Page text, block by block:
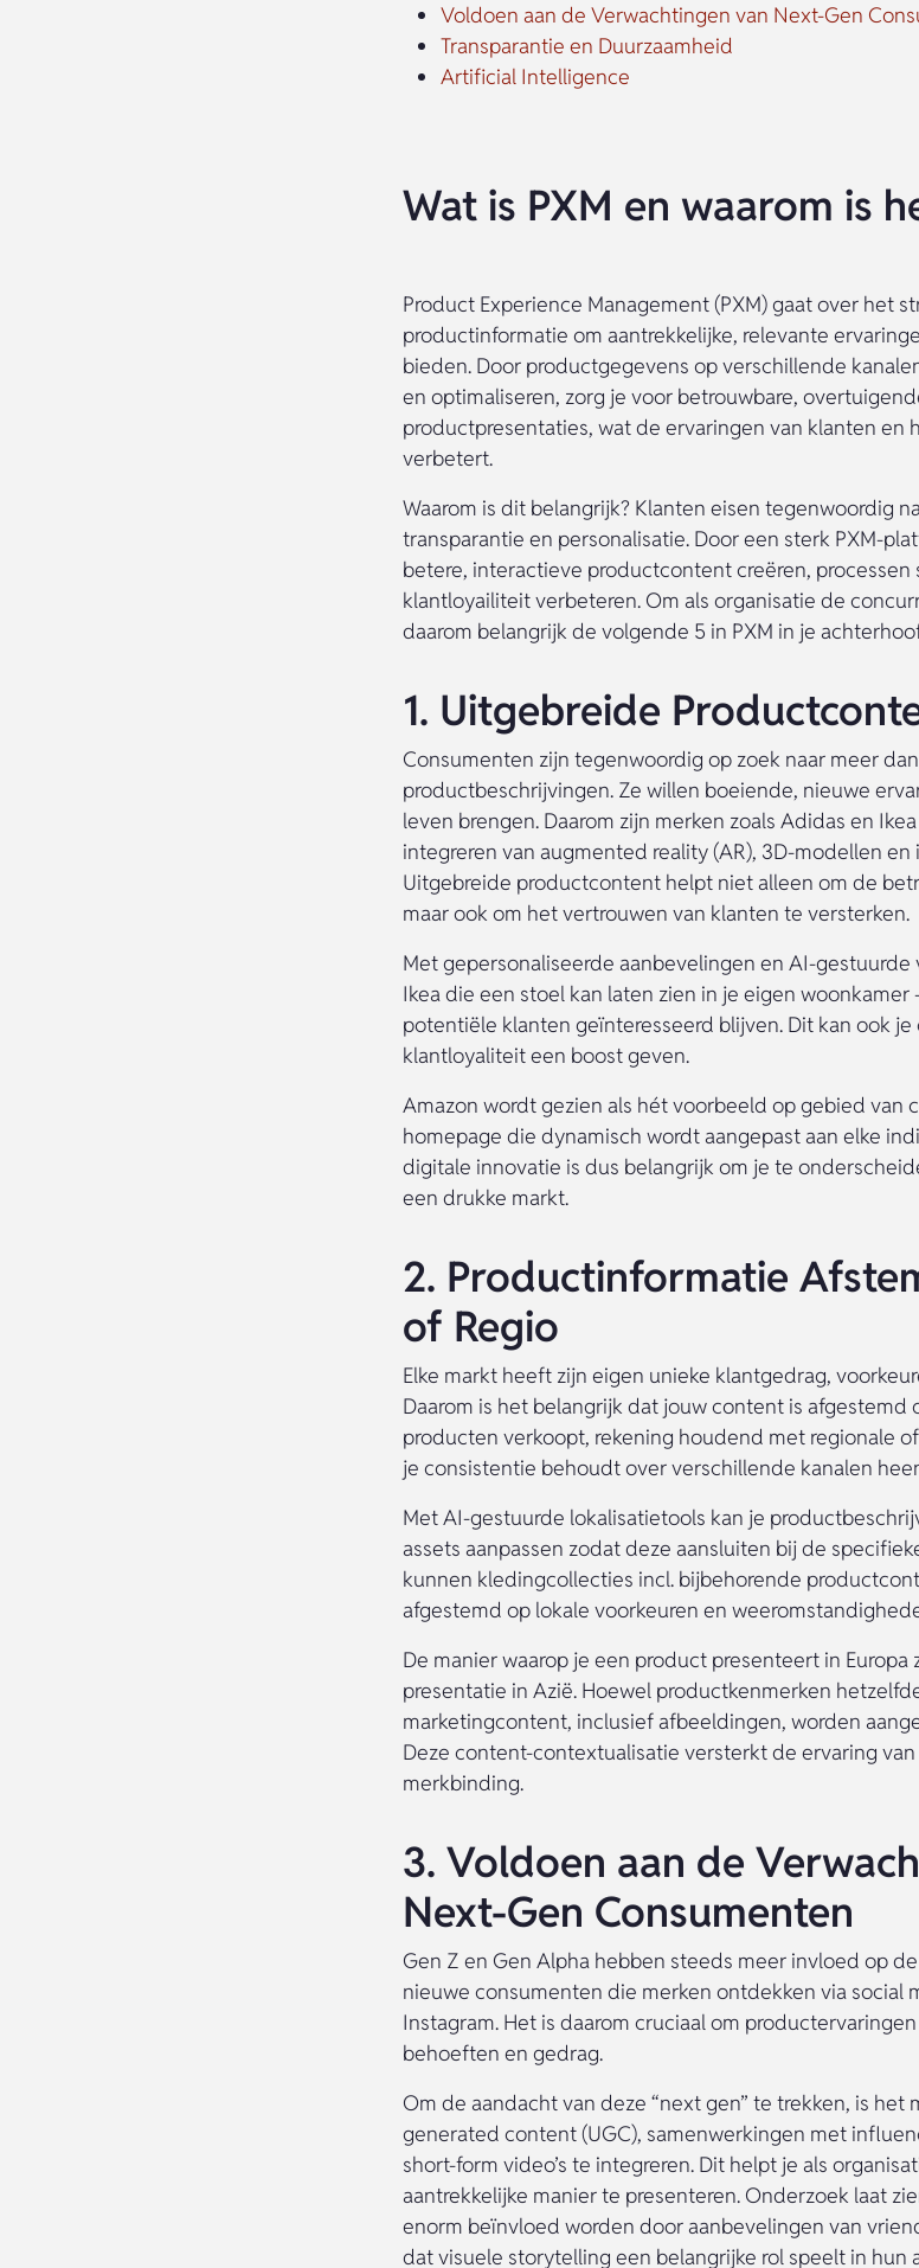
Voldoen aan de Verwachtingen van Next-Gen
Transparantie en Duurzaamheid
Artificial Intelligence
Wat is PXM en waarom is
Product Experience Management (PXM) gaat over het
productinformatie om aantrekkelijke, relevante
bieden. Door productgegevens op verschillende
en optimaliseren, zorg je voor betrouwbare,
productpresentaties, wat de ervaringen van klanten en
verbetert.
Waarom is dit belangrijk? Klanten eisen tegenwoordig
transparantie en personalisatie. Door een sterk PXM-
betere, interactieve productcontent creëren, processen
klantloyailiteit verbeteren. Om als organisatie de
daarom belangrijk de volgende 5 in PXM in je
1. Uitgebreide
Consumenten zijn tegenwoordig op zoek naar meer
productbeschrijvingen. Ze willen boeiende, nieuwe
leven brengen. Daarom zijn merken zoals Adidas en
integreren van augmented reality (AR), 3D-modellen
Uitgebreide productcontent helpt niet alleen om de
maar ook om het vertrouwen van klanten te versterken.
Met gepersonaliseerde aanbevelingen en AI-
Ikea die een stoel kan laten zien in je eigen
potentiële klanten geïnteresseerd blijven. Dit kan ook
klantloyaliteit een boost geven.
Amazon wordt gezien als hét voorbeeld op gebied van
homepage die dynamisch wordt aangepast aan elke
digitale innovatie is dus belangrijk om je te
een drukke markt.
2. Productinformatie
of Regio
Elke markt heeft zijn eigen unieke klantgedrag,
Daarom is het belangrijk dat jouw content is afgestemd
producten verkoopt, rekening houdend met regionale
je consistentie behoudt over verschillende kanalen
Met AI-gestuurde lokalisatietools kan je
assets aanpassen zodat deze aansluiten bij de
kunnen kledingcollecties incl. bijbehorende
afgestemd op lokale voorkeuren en
De manier waarop je een product presenteert in Europa
presentatie in Azië. Hoewel productkenmerken
marketingcontent, inclusief afbeeldingen, worden
Deze content-contextualisatie versterkt de ervaring
merkbinding.
3. Voldoen aan de
Next-Gen Consumenten
Gen Z en Gen Alpha hebben steeds meer invloed op
nieuwe consumenten die merken ontdekken via social
Instagram. Het is daarom cruciaal om
behoeften en gedrag.
Om de aandacht van deze “next gen” te trekken, is het
generated content (UGC), samenwerkingen met
short-form video’s te integreren. Dit helpt je als
aantrekkelijke manier te presenteren. Onderzoek laat
enorm beïnvloed worden door aanbevelingen van
dat visuele storytelling een belangrijke rol speelt in hun